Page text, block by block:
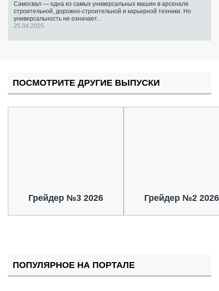
Самосвал — одна из самых универсальных машин в арсенале
строительной, дорожно-строительной и карьерной техники. Но
универсальность не означает...
25.04.2025
ПОСМОТРИТЕ ДРУГИЕ ВЫПУСКИ
Грейдер №3 2026 Грейдер №2 2026
ПОПУЛЯРНОЕ НА ПОРТАЛЕ